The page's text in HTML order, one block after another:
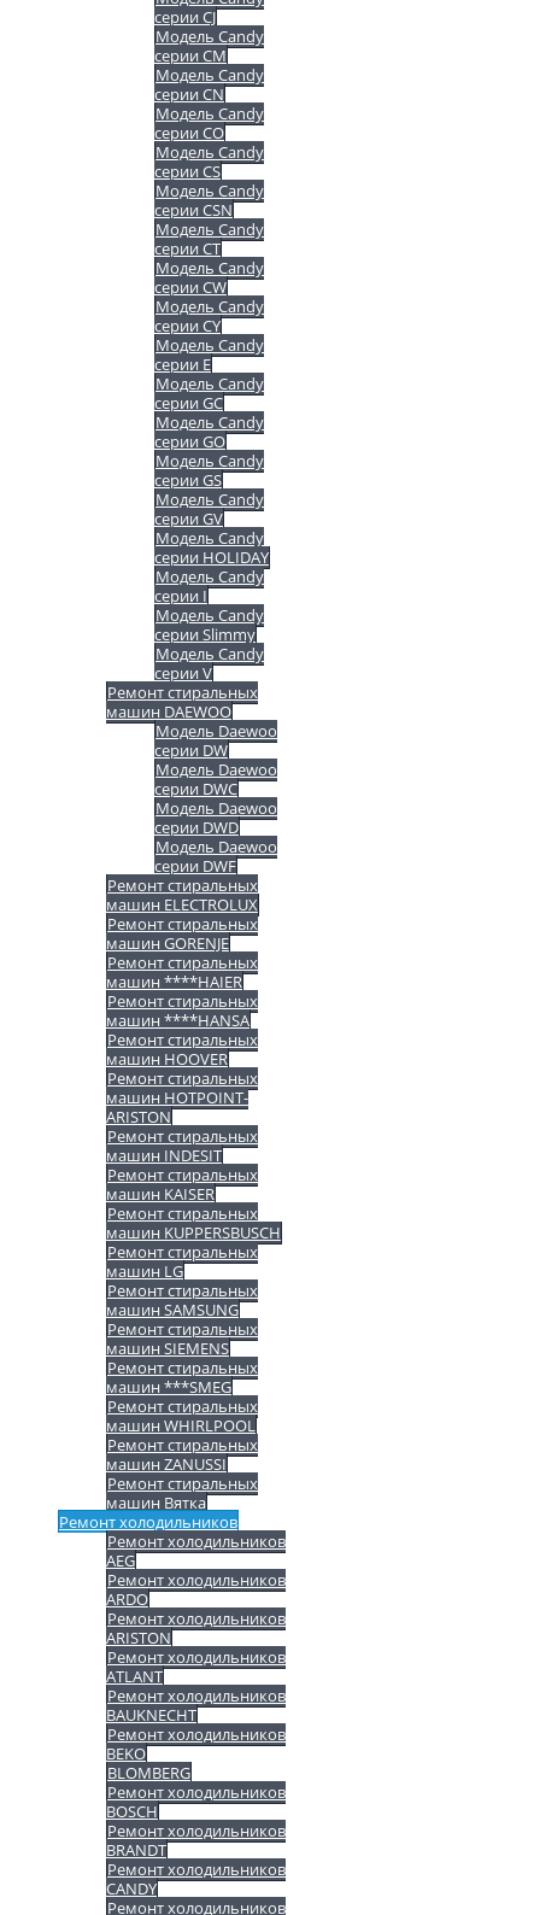
серии CJ
Модель Candy
серии CM
Модель Candy
серии CN
Модель Candy
серии CO
Модель Candy
серии CS
Модель Candy
серии CSN
Модель Candy
серии CT
Модель Candy
серии CW
Модель Candy
серии CY
Модель Candy
серии E
Модель Candy
серии GC
Модель Candy
серии GO
Модель Candy
серии GS
Модель Candy
серии GV
Модель Candy
серии HOLIDAY
Модель Candy
серии I
Модель Candy
серии Slimmy
Модель Candy
серии V
Ремонт стиральных
машин DAEWOO
Модель Daewoo
серии DW
Модель Daewoo
серии DWC
Модель Daewoo
серии DWD
Модель Daewoo
серии DWF
Ремонт стиральных
машин ELECTROLUX
Ремонт стиральных
машин GORENJE
Ремонт стиральных
машин ****HAIER
Ремонт стиральных
машин ****HANSA
Ремонт стиральных
машин HOOVER
Ремонт стиральных
машин HOTPOINT-
ARISTON
Ремонт стиральных
машин INDESIT
Ремонт стиральных
машин KAISER
Ремонт стиральных
машин KUPPERSBUSCH
Ремонт стиральных
машин LG
Ремонт стиральных
машин SAMSUNG
Ремонт стиральных
машин SIEMENS
Ремонт стиральных
машин ***SMEG
Ремонт стиральных
машин WHIRLPOOL
Ремонт стиральных
машин ZANUSSI
Ремонт стиральных
машин Вятка
Ремонт холодильников
Ремонт холодильников
AEG
Ремонт холодильников
ARDO
Ремонт холодильников
ARISTON
Ремонт холодильников
ATLANT
Ремонт холодильников
BAUKNECHT
Ремонт холодильников
BEKO
BLOMBERG
Ремонт холодильников
BOSCH
Ремонт холодильников
BRANDT
Ремонт холодильников
CANDY
Ремонт холодильников